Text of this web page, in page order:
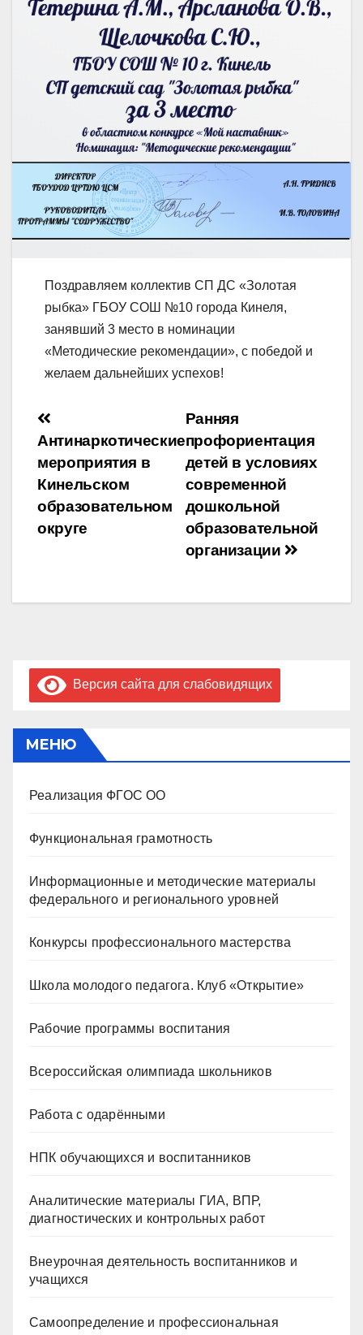
Поздравляем коллектив СП ДС «Золотая
рыбка» ГБОУ СОШ №10 города Кинеля,
занявший 3 место в номинации
«Методические рекомендации», с победой и
желаем дальнейших успехов!
Навигация
по
записям
Ранняя
профориентация
детей в условиях
современной
дошкольной
образовательной
организации
Антинаркотические
мероприятия в
Кинельском
образовательном
округе
Версия сайта для слабовидящих
МЕНЮ
Реализация ФГОС ОО
Функциональная грамотность
Информационные и методические материалы
федерального и регионального уровней
Конкурсы профессионального мастерства
Школа молодого педагога. Клуб «Открытие»
Рабочие программы воспитания
Всероссийская олимпиада школьников
Работа с одарёнными
НПК обучающихся и воспитанников
Аналитические материалы ГИА, ВПР,
диагностических и контрольных работ
Внеурочная деятельность воспитанников и
учащихся
Самоопределение и профессиональная